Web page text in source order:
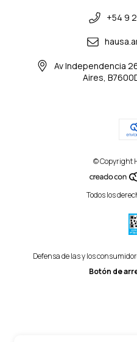
+54 9
Av Independencia
Aires,
© Copyright
Todos los
Defensa de las y los
Botón de